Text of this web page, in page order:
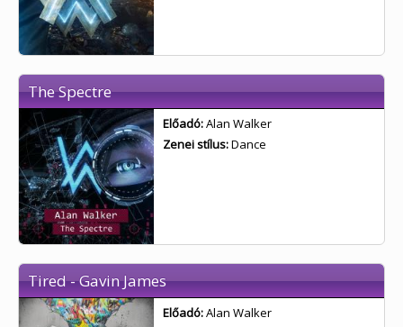
The Spectre
Előadó:Alan Walker
Zenei stílus:Dance
Tired - Gavin James
Előadó:Alan Walker